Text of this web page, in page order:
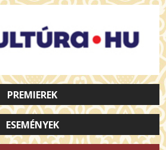
PREMIEREK
ESEMÉNYEK